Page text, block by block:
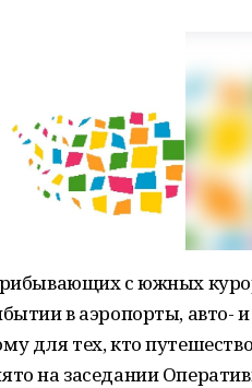
с южных
в аэропорты, авто- и
для тех, кто
на заседании